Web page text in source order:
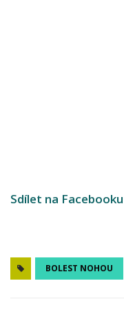
Sdílet na Facebooku
BOLEST NOHOU